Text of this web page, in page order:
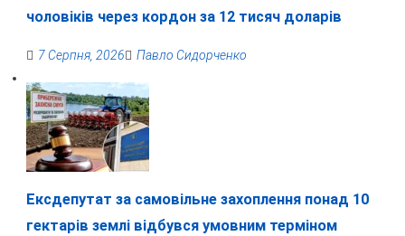
чоловіків через кордон за 12 тисяч доларів
7 Серпня, 2026 Павло Сидорченко
Ексдепутат за самовільне захоплення понад 10
гектарів землі відбувся умовним терміном